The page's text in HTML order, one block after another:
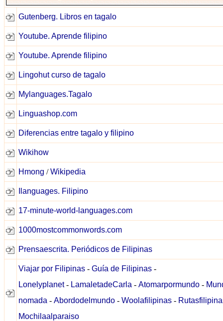
Gutenberg. Libros en tagalo
Youtube. Aprende filipino
Youtube. Aprende filipino
Lingohut curso de tagalo
Mylanguages.Tagalo
Linguashop.com
Diferencias entre tagalo y filipino
Wikihow
Hmong /Wikipedia
Ilanguages. Filipino
17-minute-world-languages.com
1000mostcommonwords.com
Prensaescrita. Periódicos de Filipinas
Viajar por Filipinas - Guía de Filipinas -
Lonelyplanet- LamaletadeCarla - Atomarpormundo -
nomada - Abordodelmundo - Woolafilipinas -
Mochilaalparaiso